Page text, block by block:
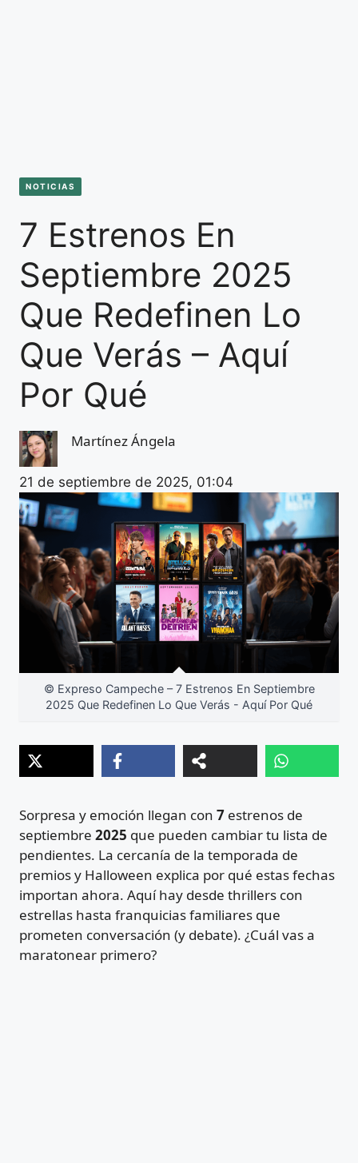
NOTICIAS
7 Estrenos En
Septiembre 2025
Que Redefinen Lo
Que Verás – Aquí
Por Qué
Martínez Ángela
21 de septiembre de 2025, 01:04
© Expreso Campeche – 7 Estrenos En Septiembre
2025 Que Redefinen Lo Que Verás - Aquí Por Qué
Sorpresa y emoción llegan con 7 estrenos de
septiembre 2025 que pueden cambiar tu lista de
pendientes. La cercanía de la temporada de
premios y Halloween explica por qué estas fechas
importan ahora. Aquí hay desde thrillers con
estrellas hasta franquicias familiares que
prometen conversación (y debate). ¿Cuál vas a
maratonear primero?